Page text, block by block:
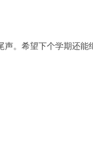
声。希望下个学期还能